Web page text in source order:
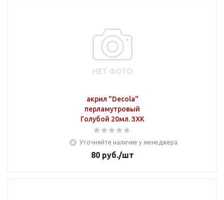
акрил "Decola"
перламутровый
Голубой 20мл. ЗХК
Уточняйте наличие у менеджера
80руб./шт